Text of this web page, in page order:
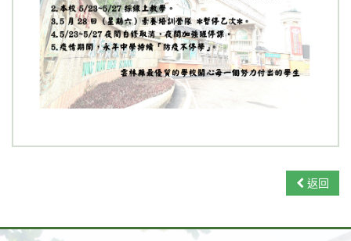
升學資訊
獎助學金
重要訊息
108課綱
永年菜單
返回